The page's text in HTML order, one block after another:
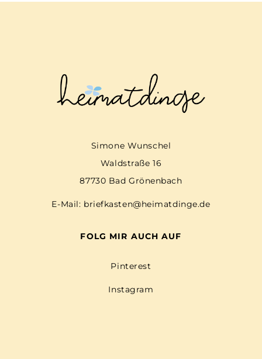
Simone Wunschel
Waldstraße 16
87730 Bad Grönenbach
E-Mail: briefkasten@heimatdinge.de
FOLG MIR AUCH AUF
Pinterest
Instagram